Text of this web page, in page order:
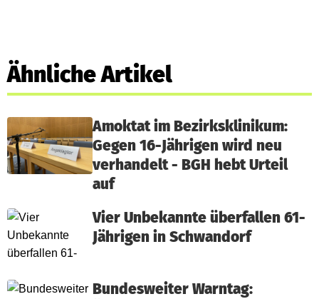
Ähnliche Artikel
Amoktat im Bezirksklinikum:
Gegen 16-Jährigen wird neu
verhandelt - BGH hebt Urteil
auf
Vier Unbekannte überfallen 61-
Jährigen in Schwandorf
Bundesweiter Warntag: